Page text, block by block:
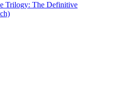
Trilogy: The Definitive